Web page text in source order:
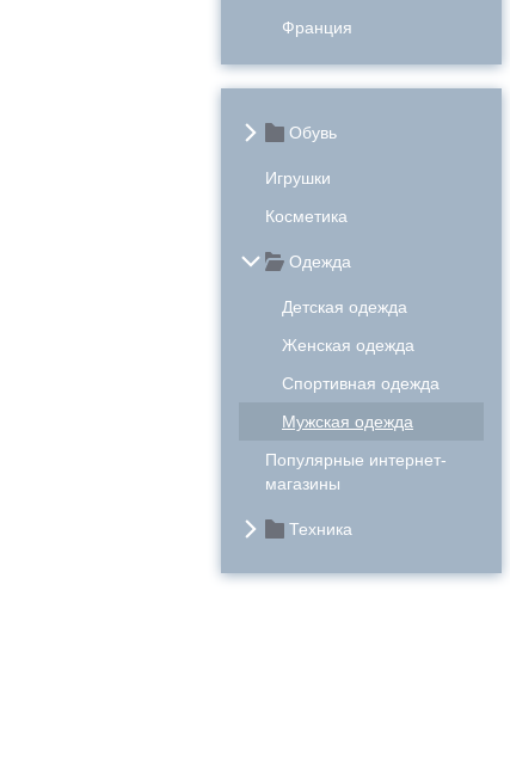
Франция
Обувь
Игрушки
Косметика
Одежда
Детская одежда
Женская одежда
Спортивная одежда
Мужская одежда
Популярные интернет-
магазины
Техника